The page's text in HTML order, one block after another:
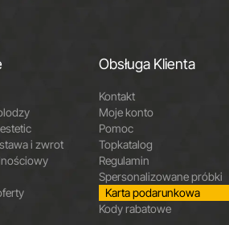
i zwrot
Obsługa Klienta
Kontakt
Moje konto
Pomoc
Topkatalog
Regulamin
Spersonalizowane próbki
Karta podarunkowa
Kody rabatowe